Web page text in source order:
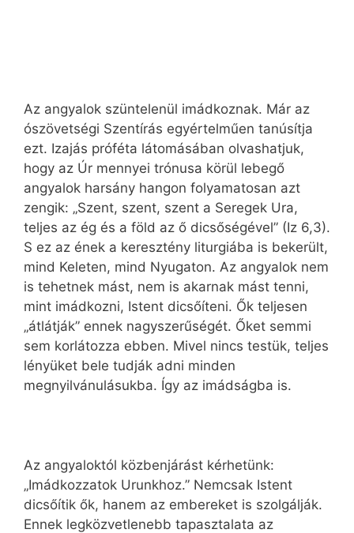
Az angyalok szüntelenül imádkoznak. Már az
ószövetségi Szentírás egyértelműen tanúsítja
ezt. Izajás próféta látomásában olvashatjuk,
hogy az Úr mennyei trónusa körül lebegő
angyalok harsány hangon folyamatosan azt
zengik: „Szent, szent, szent a Seregek Ura,
teljes az ég és a föld az ő dicsőségével” (Iz 6,3).
S ez az ének a keresztény liturgiába is bekerült,
mind Keleten, mind Nyugaton. Az angyalok nem
is tehetnek mást, nem is akarnak mást tenni,
mint imádkozni, Istent dicsőíteni. Ők teljesen
„átlátják” ennek nagyszerűségét. Őket semmi
sem korlátozza ebben. Mivel nincs testük, teljes
lényüket bele tudják adni minden
megnyilvánulásukba. Így az imádságba is.
Az angyaloktól közbenjárást kérhetünk:
„Imádkozzatok Urunkhoz.” Nemcsak Istent
dicsőítik ők, hanem az embereket is szolgálják.
Ennek legközvetlenebb tapasztalata az